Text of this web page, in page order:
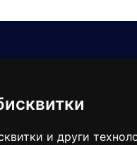
и други